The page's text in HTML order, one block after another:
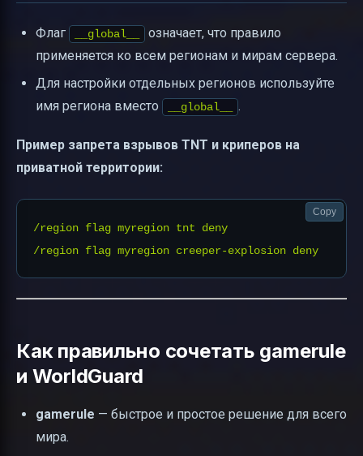
Флаг __global__
означает, что правило
применяется ко всем регионам и мирам сервера.
Для настройки отдельных регионов используйте
имя региона вместо
__global__ .
Пример запрета взрывов TNT и криперов на
приватной территории:
/region flag myregion tnt deny
Copy
Как правильно сочетать gamerule
и WorldGuard
gamerule — быстрое и простое решение для всего
мира.